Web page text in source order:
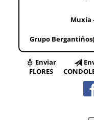
Muxía
Grupo Bergantiños(
Enviar
FLORES